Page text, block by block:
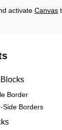
activate Canvas
Border
Side Borders